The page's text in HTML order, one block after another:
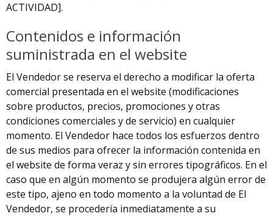
ACTIVIDAD].
Contenidos e información
suministrada en el website
El Vendedor se reserva el derecho a modificar la oferta
comercial presentada en el website (modificaciones
sobre productos, precios, promociones y otras
condiciones comerciales y de servicio) en cualquier
momento. El Vendedor hace todos los esfuerzos dentro
de sus medios para ofrecer la información contenida en
el website de forma veraz y sin errores tipográficos. En el
caso que en algún momento se produjera algún error de
este tipo, ajeno en todo momento a la voluntad de El
Vendedor, se procedería inmediatamente a su